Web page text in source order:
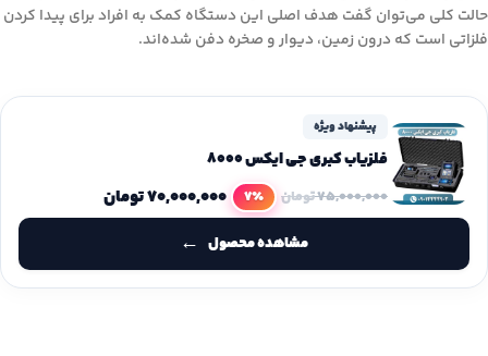
حالت کلی می‌توان گفت هدف اصلی این دستگاه کمک به افراد برای پیدا کردن
فلزاتی است که درون زمین، دیوار و صخره دفن شده‌اند.
پیشنهاد ویژه
فلزیاب کبری جی ایکس 8000
۷۵,۰۰۰,۰۰۰تومان 7٪ ۷۰,۰۰۰,۰۰۰تومان
مشاهده محصول